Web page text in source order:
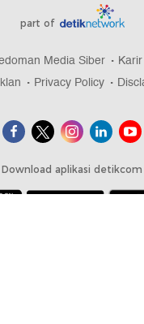
part of
Media Siber Karir
Privacy Policy
Download aplikasi detikcom